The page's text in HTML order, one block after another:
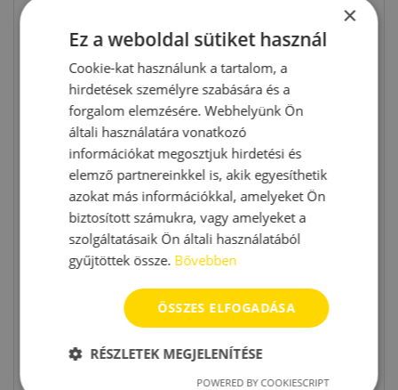
×
Ez a weboldal sütiket használ
Cookie-kat használunk a tartalom, a
hirdetések személyre szabására és a
forgalom elemzésére. Webhelyünk Ön
általi használatára vonatkozó
információkat megosztjuk hirdetési és
elemző partnereinkkel is, akik egyesíthetik
azokat más információkkal, amelyeket Ön
biztosított számukra, vagy amelyeket a
szolgáltatásaik Ön általi használatából
gyűjtöttek össze. Bővebben
ÖSSZES ELFOGADÁSA
RÉSZLETEK MEGJELENÍTÉSE
POWERED BY COOKIESCRIPT